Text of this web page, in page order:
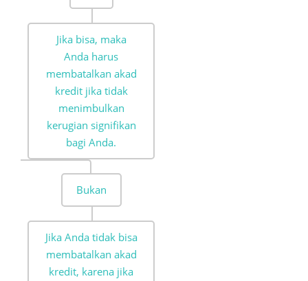
Jika bisa, maka
Anda harus
membatalkan akad
kredit jika tidak
menimbulkan
kerugian signifikan
bagi Anda.
Bukan
Jika Anda tidak bisa
membatalkan akad
kredit, karena jika